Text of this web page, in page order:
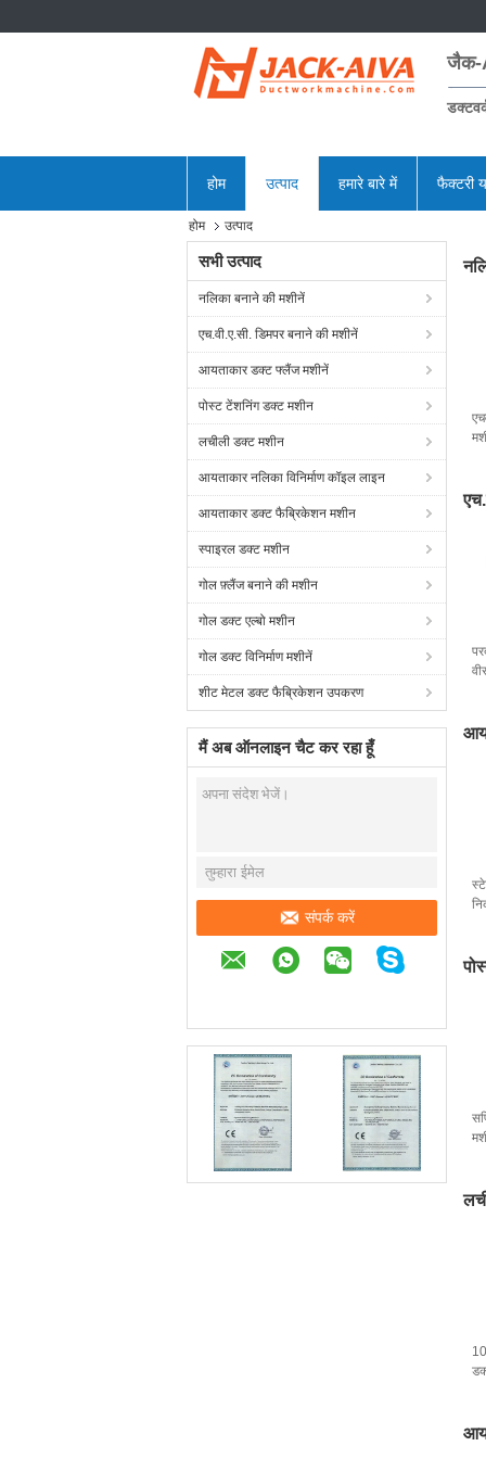
जैक-
होम उत्पाद हमारे बारे में फैक्टरी
होम उत्पाद
सभी उत्पाद
नलिका बनाने की मशीनें
एच.वी.ए.सी. डिमपर बनाने की मशीनें
आयताकार डक्ट फ्लैंज मशीनें
पोस्ट टेंशनिंग डक्ट मशीन
लचीली डक्ट मशीन
आयताकार नलिका विनिर्माण कॉइल लाइन
आयताकार डक्ट फैब्रिकेशन मशीन
स्पाइरल डक्ट मशीन
गोल फ़्लैंज बनाने की मशीन
गोल डक्ट एल्बो मशीन
गोल डक्ट विनिर्माण मशीनें
शीट मेटल डक्ट फैब्रिकेशन उपकरण
मैं अब ऑनलाइन चैट कर रहा हूँ
संपर्क करें